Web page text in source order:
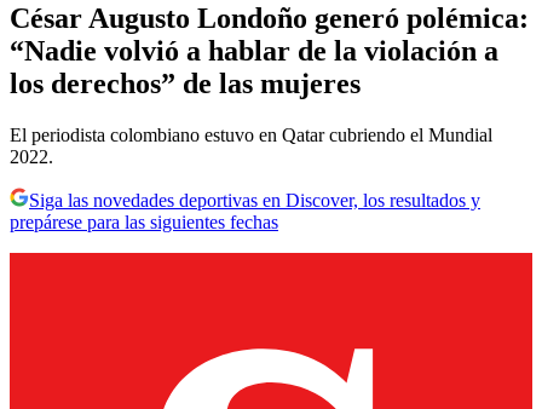
César Augusto Londoño generó polémica:
“Nadie volvió a hablar de la violación a
los derechos” de las mujeres
El periodista colombiano estuvo en Qatar cubriendo el Mundial
2022.
Siga las novedades deportivas en Discover, los resultados y
prepárese para las siguientes fechas